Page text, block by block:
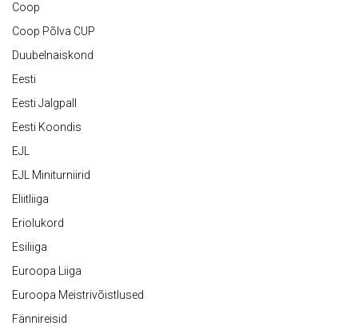
Coop
Coop Põlva CUP
Duubelnaiskond
Eesti
Eesti Jalgpall
Eesti Koondis
EJL
EJL Miniturniirid
Eliitliiga
Eriolukord
Esiliiga
Euroopa Liiga
Euroopa Meistrivõistlused
Fännireisid